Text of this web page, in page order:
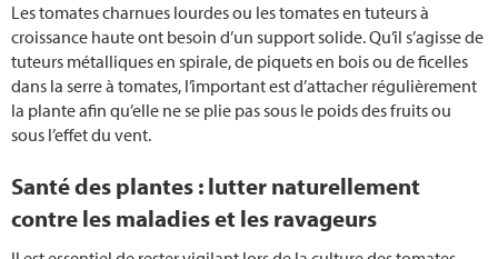
Les tomates charnues lourdes ou les tomates en tuteurs à
croissance haute ont besoin d’un support solide. Qu’il s’agisse de
tuteurs métalliques en spirale, de piquets en bois ou de ficelles
dans la serre à tomates, l’important est d’attacher régulièrement
la plante afin qu’elle ne se plie pas sous le poids des fruits ou
sous l’effet du vent.
Santé des plantes : lutter naturellement
contre les maladies et les ravageurs